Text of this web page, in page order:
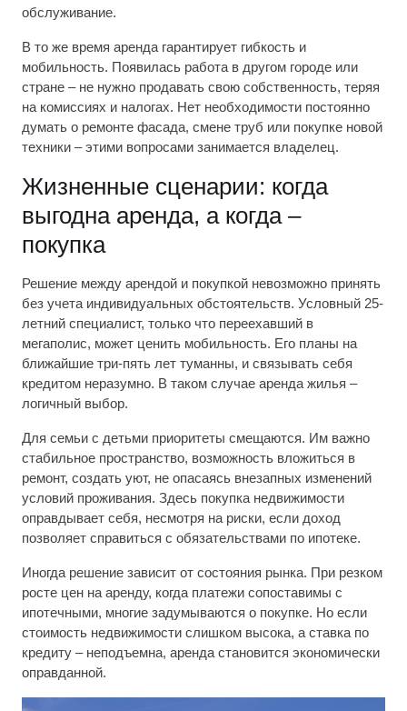
обслуживание.
В то же время аренда гарантирует гибкость и
мобильность. Появилась работа в другом городе или
стране – не нужно продавать свою собственность, теряя
на комиссиях и налогах. Нет необходимости постоянно
думать о ремонте фасада, смене труб или покупке новой
техники – этими вопросами занимается владелец.
Жизненные сценарии: когда
выгодна аренда, а когда –
покупка
Решение между арендой и покупкой невозможно принять
без учета индивидуальных обстоятельств. Условный 25-
летний специалист, только что переехавший в
мегаполис, может ценить мобильность. Его планы на
ближайшие три-пять лет туманны, и связывать себя
кредитом неразумно. В таком случае аренда жилья –
логичный выбор.
Для семьи с детьми приоритеты смещаются. Им важно
стабильное пространство, возможность вложиться в
ремонт, создать уют, не опасаясь внезапных изменений
условий проживания. Здесь покупка недвижимости
оправдывает себя, несмотря на риски, если доход
позволяет справиться с обязательствами по ипотеке.
Иногда решение зависит от состояния рынка. При резком
росте цен на аренду, когда платежи сопоставимы с
ипотечными, многие задумываются о покупке. Но если
стоимость недвижимости слишком высока, а ставка по
кредиту – неподъемна, аренда становится экономически
оправданной.